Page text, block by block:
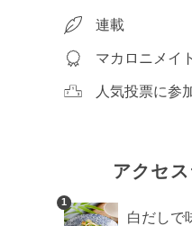
連載
マカロニメイト
人気投票に参
アクセ
1
白だしで